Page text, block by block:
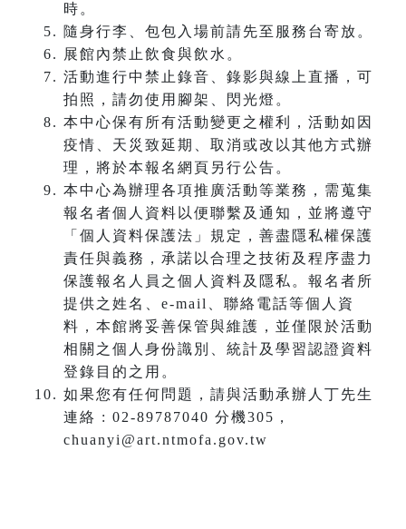
時。
隨身行李、包包入場前請先至服務台寄放。
展館內禁止飲食與飲水。
活動進行中禁止錄音、錄影與線上直播，可
拍照，請勿使用腳架、閃光燈。
本中心保有所有活動變更之權利，活動如因
疫情、天災致延期、取消或改以其他方式辦
理，將於本報名網頁另行公告。
本中心為辦理各項推廣活動等業務，需蒐集
報名者個人資料以便聯繫及通知，並將遵守
「個人資料保護法」規定，善盡隱私權保護
責任與義務，承諾以合理之技術及程序盡力
保護報名人員之個人資料及隱私。報名者所
提供之姓名、e-mail、聯絡電話等個人資
料，本館將妥善保管與維護，並僅限於活動
相關之個人身份識別、統計及學習認證資料
登錄目的之用。
如果您有任何問題，請與活動承辦人丁先生
連絡 : 02-89787040 分機305，
chuanyi@art.ntmofa.gov.tw